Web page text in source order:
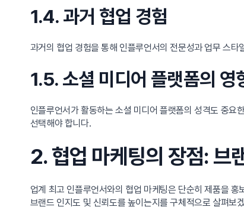
1.4. 과거 협업 경험
과거의 협업 경험을 통해 인플루언서의 전문성과 업무 스
1.5. 소셜 미디어 플랫폼의 영
인플루언서가 활동하는 소셜 미디어 플랫폼의 성격도 중
선택해야 합니다.
2. 협업 마케팅의 장점: 브
업계 최고 인플루언서와의 협업 마케팅은 단순히 제품을
브랜드 인지도 및 신뢰도를 높이는지를 구체적으로 살펴보